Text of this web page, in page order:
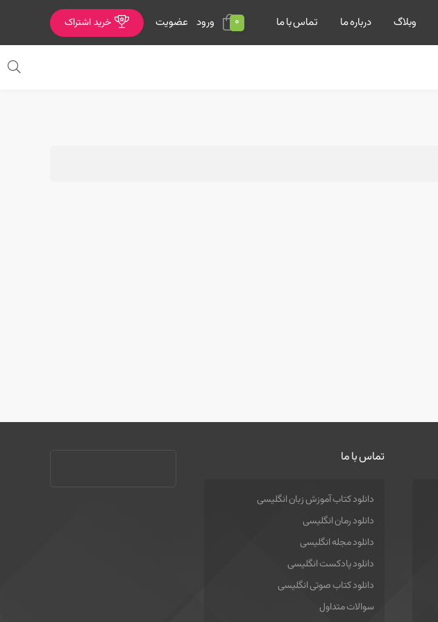
وبلاگ درباره ما تماس با ما 0 ورود عضویت خرید اشتراک
تماس با ما
دانلود کتاب آموزش زبان انگلیسی
دانلود رمان انگلیسی
دانلود مجله انگلیسی
دانلود پادکست انگلیسی
دانلود کتاب صوتی انگلیسی
سوالات متداول